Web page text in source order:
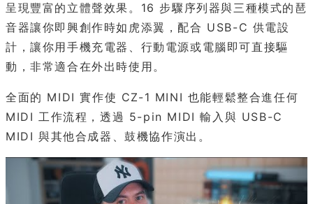
呈現豐富的立體聲效果。16 步驟序列器與三種模式的琶
音器讓你即興創作時如虎添翼，配合 USB-C 供電設
計，讓你用手機充電器、行動電源或電腦即可直接驅
動，非常適合在外出時使用。
全面的 MIDI 實作使 CZ-1 MINI 也能輕鬆整合進任何
MIDI 工作流程，透過 5-pin MIDI 輸入與 USB-C
MIDI 與其他合成器、鼓機協作演出。